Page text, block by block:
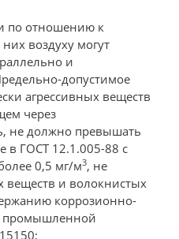
по отношению к
воздуху могут
и
допустимое
агрессивных веществ
через
не должно превышать
в ГОСТ 12.1.005-88 с
0,5 мг/м3, не
веществ и волокнистых
коррозионно-
промышленной